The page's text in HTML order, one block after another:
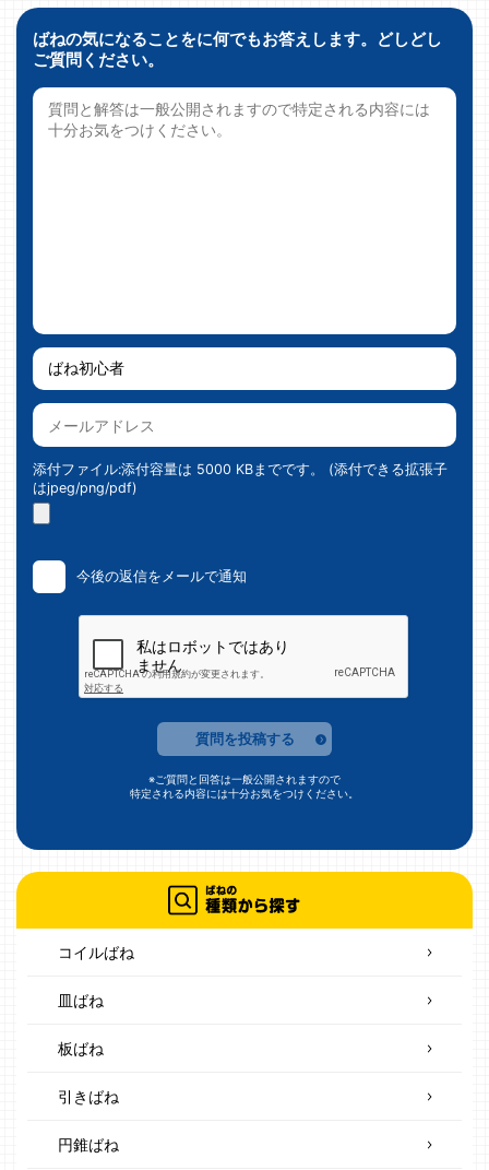
ばねの気になることをに何でもお答えします。どしどし
ご質問ください。
添付ファイル:添付容量は 5000 KBまでです。 (添付できる拡張子
はjpeg/png/pdf)
今後の返信をメールで通知
質問を投稿する
※ご質問と回答は一般公開されますので
特定される内容には十分お気をつけください。
コイルばね
皿ばね
板ばね
引きばね
円錐ばね